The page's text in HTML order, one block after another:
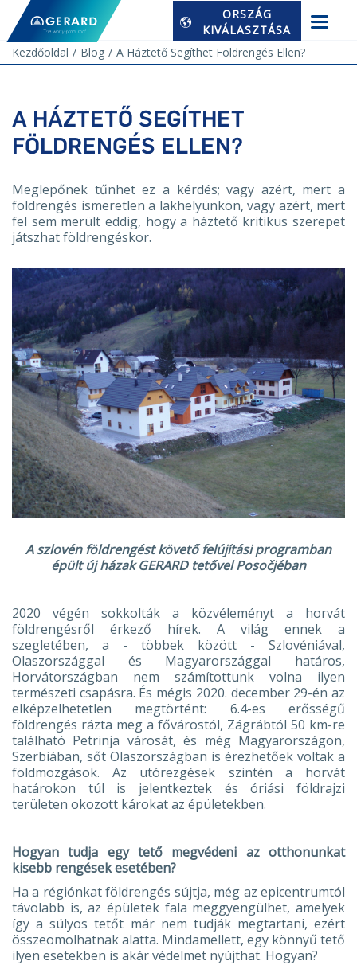
ORSZÁG
KIVÁLASZTÁSA
Kezdőoldal
Blog A Háztető Segíthet Földrengés Ellen?
A HÁZTETŐ SEGÍTHET
FÖLDRENGÉS ELLEN?
Meglepőnek tűnhet ez a kérdés; vagy azért, mert a
földrengés ismeretlen a lakhelyünkön, vagy azért, mert
fel sem merült eddig, hogy a háztető kritikus szerepet
játszhat földrengéskor.
A szlovén földrengést követő felújítási programban
épült új házak GERARD tetővel Posočjéban
2020 végén sokkolták a közvéleményt a horvát
földrengésről érkező hírek. A világ ennek a
szegletében, a - többek között - Szlovéniával,
Olaszországgal és Magyarországgal határos,
Horvátországban nem számítottunk volna ilyen
természeti csapásra. És mégis 2020. december 29-én az
elképzelhetetlen megtörtént: 6.4-es erősségű
földrengés rázta meg a fővárostól, Zágrábtól 50 km-re
található Petrinja városát, és még Magyarországon,
Szerbiában, sőt Olaszországban is érezhetőek voltak a
földmozgások. Az utórezgések szintén a horvát
határokon túl is jelentkeztek és óriási földrajzi
területen okozott károkat az épületekben.
Hogyan tudja egy tető megvédeni az otthonunkat
kisebb rengések esetében?
Ha a régiónkat földrengés sújtja, még az epicentrumtól
távolabb is, az épületek fala meggyengülhet, amelyek
így a súlyos tetőt már nem tudják megtartani, ezért
összeomolhatnak alatta. Mindamellett, egy könnyű tető
ilyen esetekben is akár védelmet nyújthat. Hogyan?